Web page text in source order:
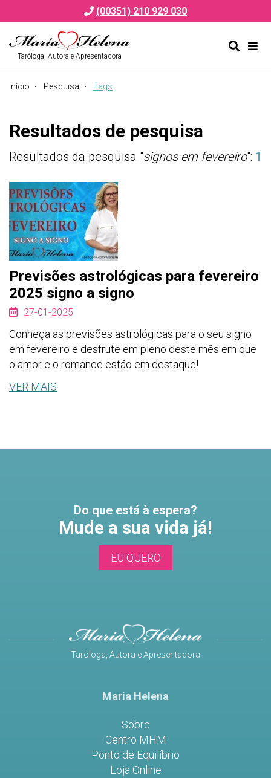
(00351) 210 929 030
Taróloga, Autora e Apresentadora
Início Pesquisa Tags
Resultados de pesquisa
Resultados da pesquisa "signos em fevereiro": 1
Previsões astrológicas para fevereiro
2025 signo a signo
27-01-2025
Conheça as previsões astrológicas para o seu signo
em fevereiro e desfrute em pleno deste mês em que
o amor e o romance estão em destaque!
VER MAIS
Do que está à espera?
Mude a sua vida já!
EU QUERO
Taróloga, Autora e Apresentadora
Maria Helena
Sobre
Centro MHM
Ponto de Equilíbrio
Loja Online